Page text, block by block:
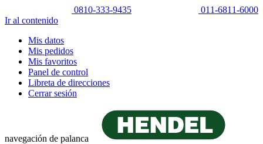
0810-333-9435
011-6811-6000
Ir al contenido
Mis datos
Mis pedidos
Mis favoritos
Panel de control
Libreta de direcciones
Cerrar sesión
navegación de palanca